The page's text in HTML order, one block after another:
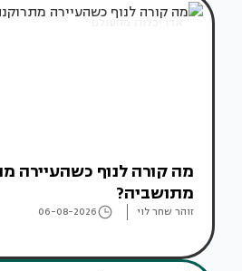
אדריכלות מהעולם
מה קורה לנוף כשהעיירה
מתושביה?
זוהר שחר לוי 06-08-2026